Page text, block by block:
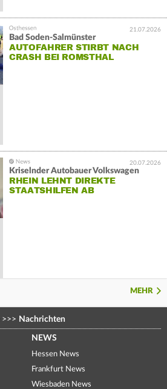
21.07.2026
Bad Soden-Salmünster
AUTOFAHRER STIRBT NACH
CRASH BEI ROMSTHAL
20.07.2026
Kriselnder Autobauer Volkswagen
RHEIN LEHNT DIREKTE
STAATSHILFEN AB
MEHR
>>> Nachrichten
NEWS
Hessen News
Frankfurt News
Wiesbaden News